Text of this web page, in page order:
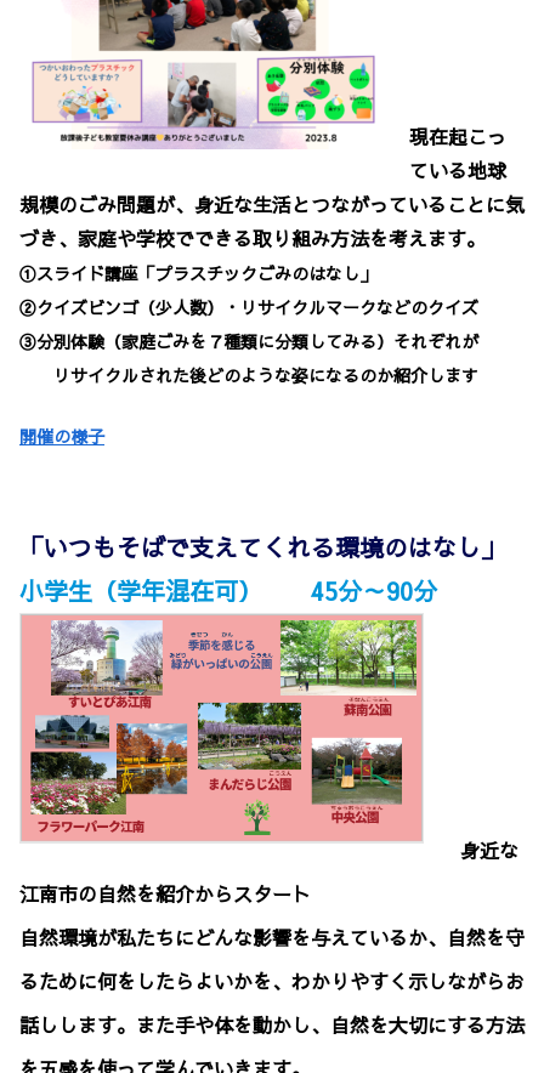
現在起こっ
ている地球
規模のごみ問題が、身近な生活とつながっていることに気
づき、家庭や学校でできる取り組み方法を考えます。
①スライド講座「プラスチックごみのはなし」
②クイズビンゴ（少人数）・リサイクルマークなどのクイズ
③分別体験（家庭ごみを７種類に分類してみる）それぞれが
リサイクルされた後どのような姿になるのか紹介します
開催の様子
「いつもそばで支えてくれる環境のはなし」
小学生（学年混在可） 45分～90分
身近な
江南市の自然を紹介からスタート
自然環境が私たちにどんな影響を与えているか、自然を守
るために何をしたらよいかを、わかりやすく示しながらお
話しします。また手や体を動かし、自然を大切にする方法